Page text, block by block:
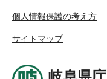
個人情報保護の考え方
サイトマップ